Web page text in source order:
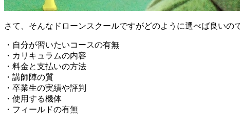
さて、そんなドローンスクールですがどのように選べば良いの
・自分が習いたいコースの有無
・カリキュラムの内容
・料金と支払いの方法
・講師陣の質
・卒業生の実績や評判
・使用する機体
・フィールドの有無